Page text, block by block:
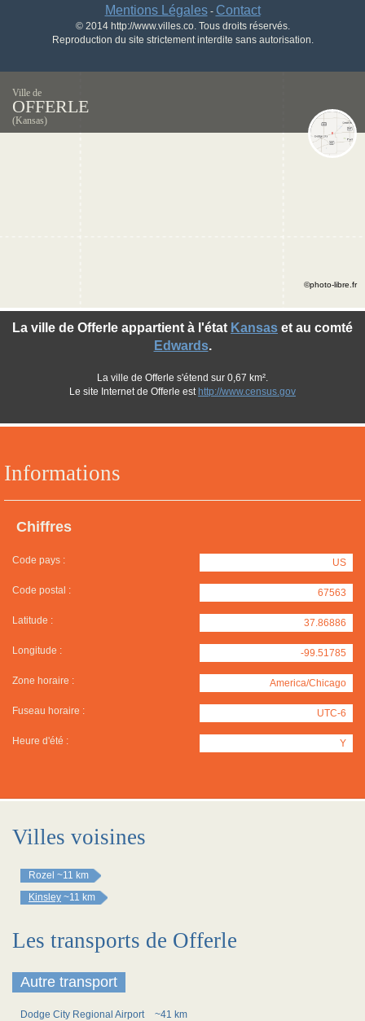
Mentions Légales- Contact
© 2014 http://www.villes.co. Tous droits réservés.
Reproduction du site strictement interdite sans autorisation.
Ville de
OFFERLE
(Kansas)
Informations
Chiffres
Code pays : US
Code postal : 67563
Latitude : 37.86886
Longitude : -99.51785
Zone horaire : America/Chicago
Fuseau horaire : UTC-6
Heure d'été : Y
La ville de Offerle appartient à l'état Kansas et au comté
Edwards.
La ville de Offerle s'étend sur 0,67 km².
Le site Internet de Offerle est http://www.census.gov
©photo-libre.fr
Villes voisines
Rozel ~11 km
Kinsley ~11 km
Les transports de Offerle
Autre transport
Dodge City Regional Airport ~41 km